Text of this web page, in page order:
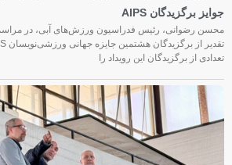
جوایز برگزیدگان AIPS
محسن رضوانی، رئیس فدراسیون ورزش‌های آبی، در مراسم
تعدادی از برگزیدگان این رویداد را